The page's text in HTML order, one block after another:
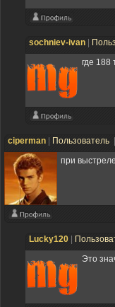
sochniev-ivan
где 188
ciperman Пользователь
при
Lucky120
Это